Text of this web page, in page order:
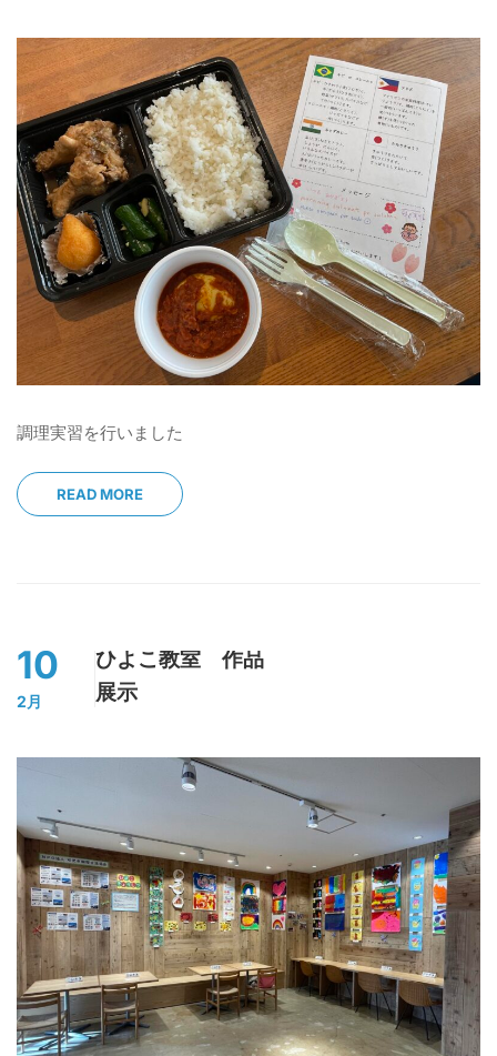
調理実習を行いました
READ MORE
10
2月
ひよこ教室 作品
展示